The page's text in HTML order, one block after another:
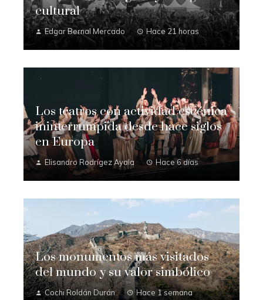
cultural
Edgar Bernal Mercado Hace 21 horas
Los teatros con actividad escénica
ininterrumpida desde hace siglos
en Europa
Elisandro Rodrígez Ayala Hace 6 días
Los monumentos más visitados
del mundo y su valor simbólico
Cochi Roldán Durán Hace 1 semana